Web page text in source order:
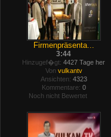
Firmenpräsenta...
3:44
Hinzugef�gt: 4427 Tage her
Von vulkantv
Ansichten: 4323
Kommentare: 0
Noch nicht Bewertet